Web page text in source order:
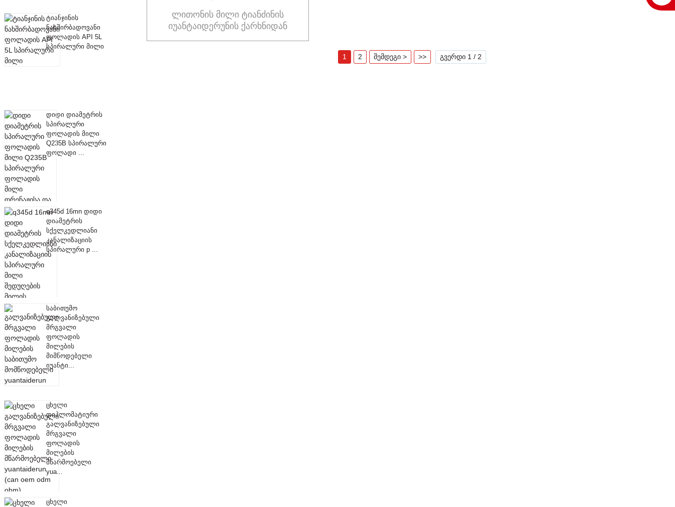
ტიანჯინის
ნახშირბადოვანი
ფოლადის API 5L
სპირალური მილი
დიდი დიამეტრის
სპირალური
ფოლადის მილი
Q235B სპირალური
ფოლადი ...
q345d 16mn დიდი
დიამეტრის
სქელკედლიანი
კანალიზაციის
სპირალური p ...
საბითუმო
გალვანიზებული
მრგვალი
ფოლადის
მილების
მიმწოდებელი
იუანტი...
ცხელი
დიპლომატიური
გალვანიზებული
მრგვალი
ფოლადის
მილების
მწარმოებელი
yua...
ცხელი
ლითონის მილი ტიანძინის
იუანტაიდერუნის ქარხნიდან
1 2 შემდეგი > >> გვერდი 1 / 2